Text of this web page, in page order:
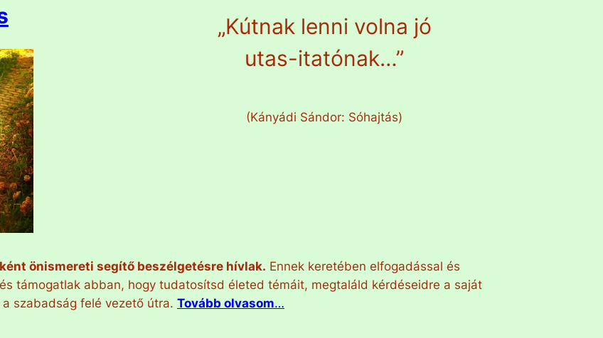
„Kútnak lenni volna jó
utas-itatónak…”
(Kányádi Sándor: Sóhajtás)
önismereti segítő beszélgetésre hívlak. Ennek keretében elfogadással és
támogatlak abban, hogy tudatosítsd életed témáit, megtaláld kérdéseidre a saját
szabadság felé vezető útra. Tovább olvasom…